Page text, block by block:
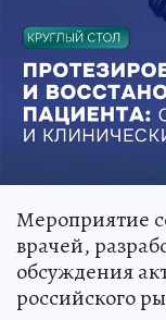
Мероприятие
врачей,
обсуждения
российского